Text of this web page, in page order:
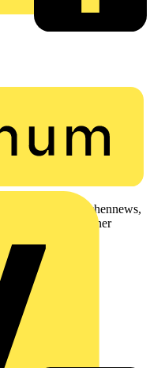
zu Branchennews,
– alles auf einer